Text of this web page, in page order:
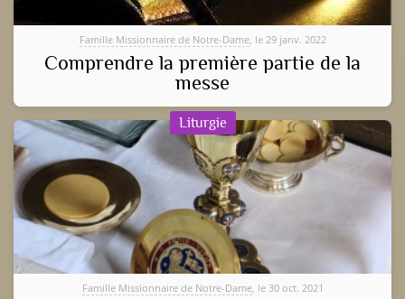
Famille Missionnaire de Notre-Dame, le 29 janv. 2022
Comprendre la première partie de la
messe
Liturgie
Famille Missionnaire de Notre-Dame, le 30 oct. 2021